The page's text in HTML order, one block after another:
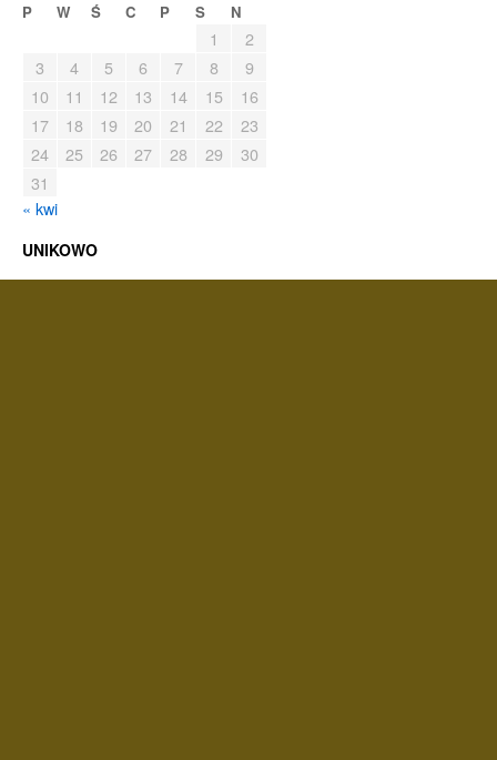
P W Ś C P S N
1
2
3
4 5 6 7 8
9
10
11 12 13 14 15
16
17
18 19 20 21 22
23
24
25 26 27 28 29
30
31
« kwi
UNIKOWO